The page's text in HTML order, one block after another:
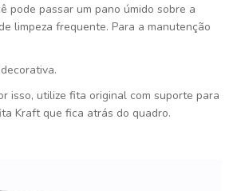
pode passar um pano úmido sobre a
limpeza frequente. Para a manutenção
isso, utilize fita original com suporte para
Kraft que fica atrás do quadro.